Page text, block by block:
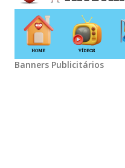
HOME VÍDEOS
Banners Publicitários